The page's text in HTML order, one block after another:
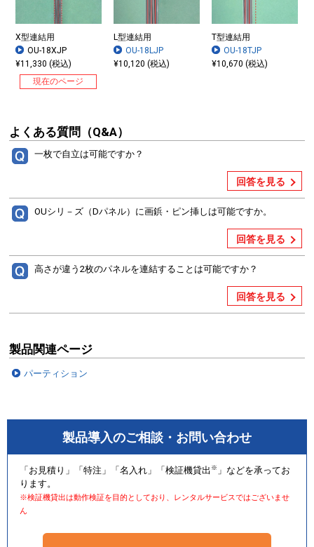
X型連結用
OU-18XJP
¥11,330 (税込)
現在のページ
L型連結用
OU-18LJP
¥10,120 (税込)
T型連結用
OU-18TJP
¥10,670 (税込)
よくある質問（Q&A）
一枚で自立は可能ですか？
回答を見る
OUシリ－ズ（Dパネル）に画鋲・ピン挿しは可能ですか。
回答を見る
高さが違う2枚のパネルを連結することは可能ですか？
回答を見る
製品関連ページ
パーティション
製品導入のご相談・お問い合わせ
「お見積り」「特注」「名入れ」「検証機貸出 ※ 」などを承ってお
ります。
※検証機貸出は動作検証を目的としており、レンタルサービスではございませ
ん